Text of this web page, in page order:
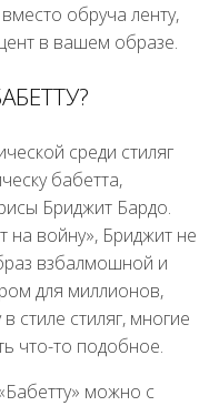
обруча ленту,
в вашем образе.
среди стиляг
бабетта,
Бриджит Бардо.
на войну», Бриджит не
взбалмошной и
для миллионов,
стиле стиляг, многие
что-то подобное.
можно с